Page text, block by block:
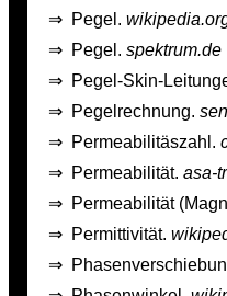
⇒ Pegel.
⇒ Pegel. spektrum.de
⇒ Pegel-Skin-
⇒ Pegelrechnung.
⇒ Permeabilitäszahl.
⇒ Permeabilität. asa-
⇒ Permeabilität
⇒ Permittivität.
⇒